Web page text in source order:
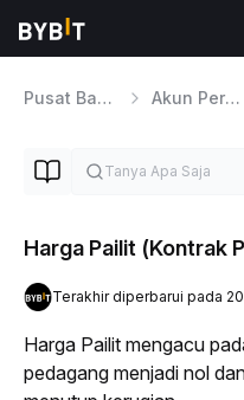
Pusat Bantuan Akun Perdagangan Terpadu
Harga Pailit (Kontrak
Terakhir diperbarui pada
Harga Pailit mengacu
pedagang menjadi nol